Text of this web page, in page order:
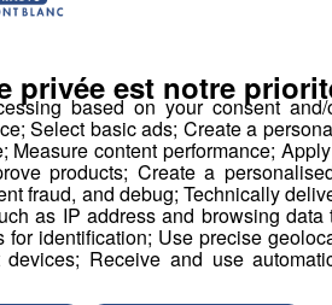
based on your consent and/
Select basic ads; Create a
content performance;
products; Create a
fraud, and debug; Technically
as IP address and browsing data
identification; Use precise
Receive and use
privée est notre